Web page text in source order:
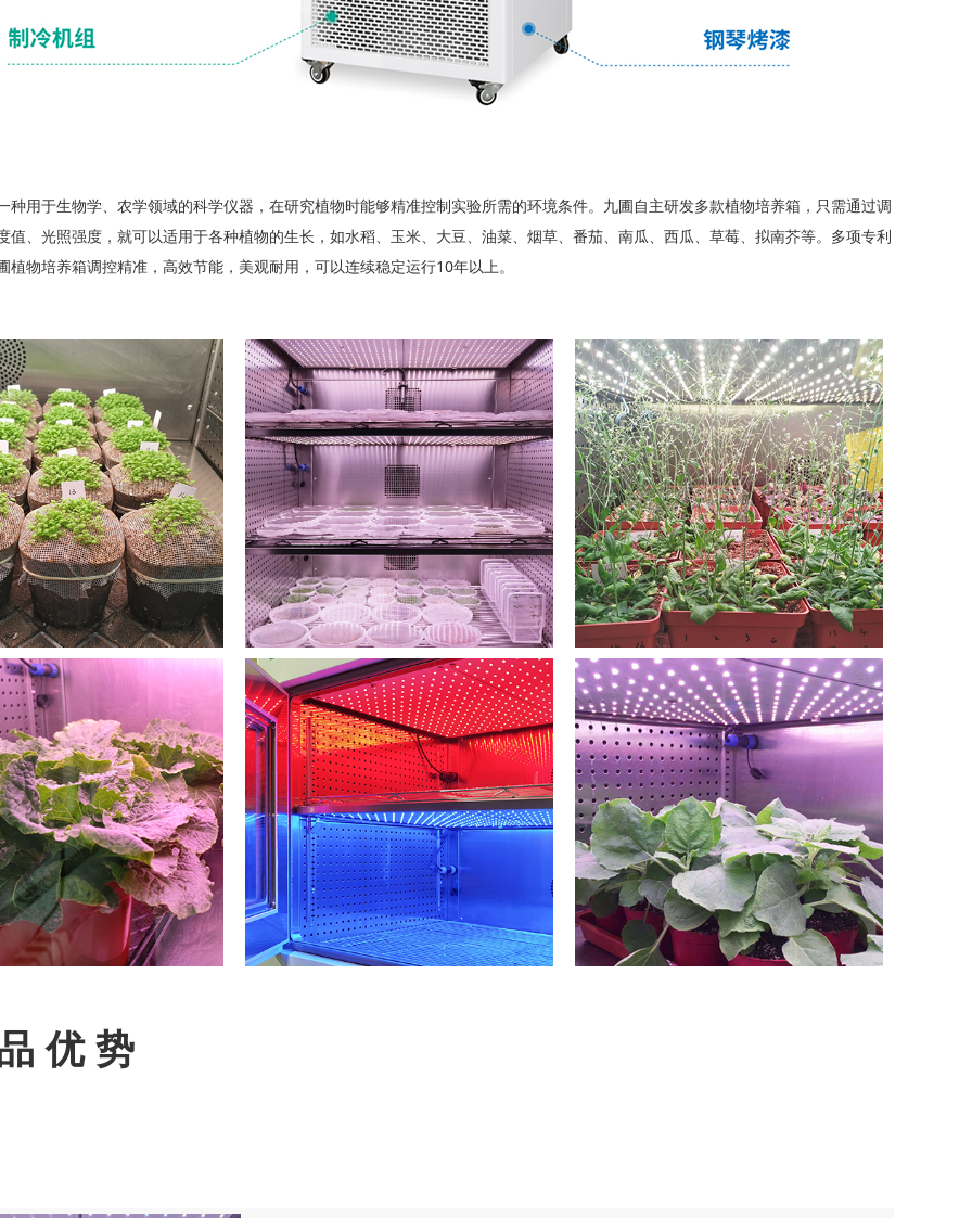
种用于生物学、农学领域的科学仪器，在研究植物时能够精准控制实验所需的环境条件。九圃自主研发多款植物培养箱，只需通过调
值、光照强度，就可以适用于各种植物的生长，如水稻、玉米、大豆、油菜、烟草、番茄、南瓜、西瓜、草莓、拟南芥等。多项专利
植物培养箱调控精准，高效节能，美观耐用，可以连续稳定运行10年以上。
优 势